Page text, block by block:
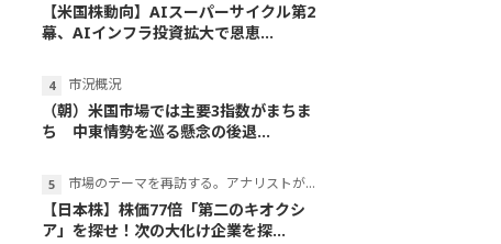
【米国株動向】AIスーパーサイクル第2
幕、AIインフラ投資拡大で恩恵...
市況概況
（朝）米国市場では主要3指数がまちま
ち 中東情勢を巡る懸念の後退...
市場のテーマを再訪する。アナリストが読み解くテーマの本質
【日本株】株価77倍「第二のキオクシ
ア」を探せ！次の大化け企業を探...